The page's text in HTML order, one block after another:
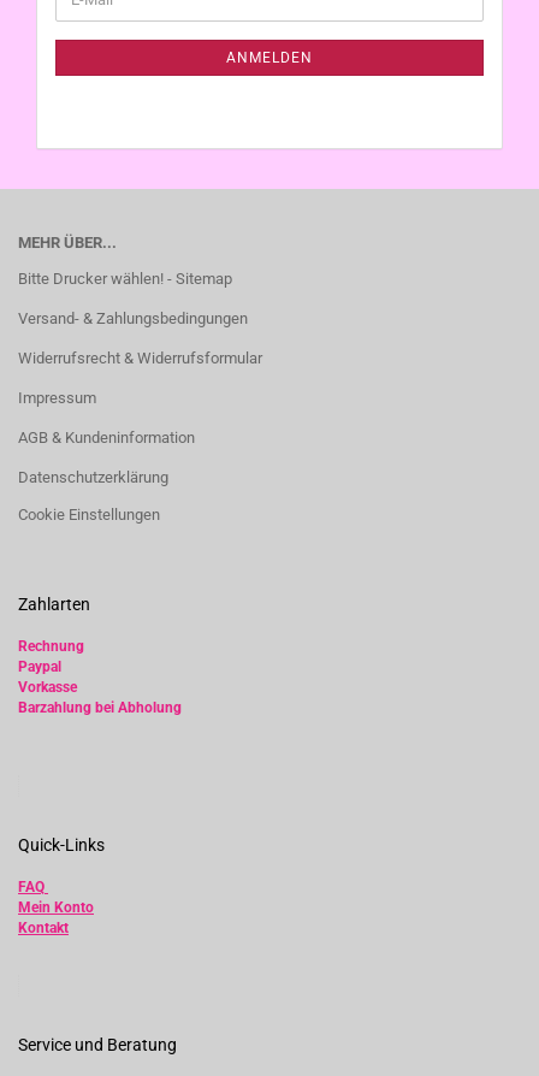
ZUR
Mail
ANMELDEN
MEHR ÜBER...
Bitte Drucker wählen! - Sitemap
Versand- & Zahlungsbedingungen
Widerrufsrecht & Widerrufsformular
Impressum
AGB & Kundeninformation
Datenschutzerklärung
Cookie Einstellungen
Zahlarten
Rechnung
Paypal
Vorkasse
Barzahlung bei Abholung
Quick-Links
FAQ
Mein Konto
Kontakt
Service und Beratung